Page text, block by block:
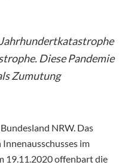
Diese Pandemie
Zumutung
NRW. Das
im
19.11.2020 offenbart die